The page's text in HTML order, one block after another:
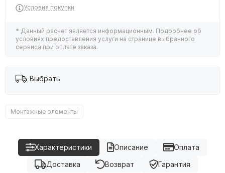
Условия покупки
* Данный расчет является информационным. Подробнее об
условиях предоставления услуги на странице выбранного
сервиса при оплате заказа.
Выбрать
Монтажные элементы
Описание
Характеристики
Оплата
Доставка
Возврат Гарантия